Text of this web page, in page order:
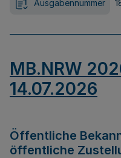
Ausgabennummer
MB.NRW
14.07.2026
Öffentliche
öffentliche